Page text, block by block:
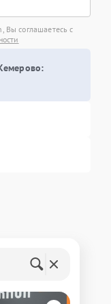
Вы соглашаетесь с